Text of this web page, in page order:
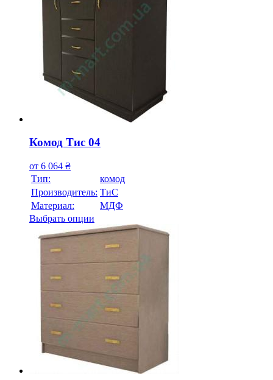
Комод Тис 04
от 6 064 ₴
Тип:
комод
Производитель: ТиС
Материал:
МДФ
Выбрать опции